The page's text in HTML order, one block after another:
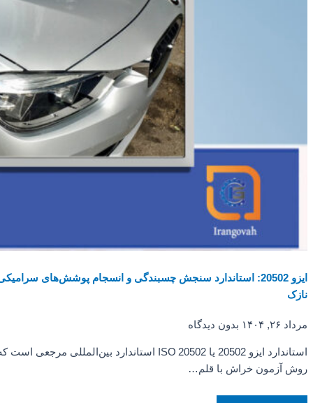
ایزو 20502: استاندارد سنجش چسبندگی و انسجام پوشش‌های سرامیکی
نازک
مرداد ۲۶, ۱۴۰۴ بدون دیدگاه
استاندارد ایزو 20502 یا ISO 20502 استاندارد بین‌المللی مرجعی است که
روش آزمون خراش با قلم…